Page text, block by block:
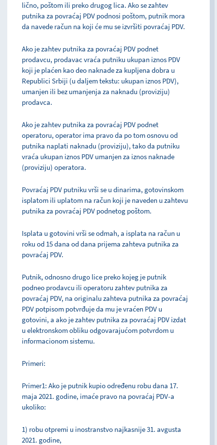
lično, poštom ili preko drugog lica. Ako se zahtev
putnika za povraćaj PDV podnosi poštom, putnik mora
da navede račun na koji će mu se izvršiti povraćaj PDV.
Ako je zahtev putnika za povraćaj PDV podnet
prodavcu, prodavac vraća putniku ukupan iznos PDV
koji je plaćen kao deo naknade za kupljena dobra u
Republici Srbiji (u daljem tekstu: ukupan iznos PDV),
umanjen ili bez umanjenja za naknadu (proviziju)
prodavca.
Ako je zahtev putnika za povraćaj PDV podnet
operatoru, operator ima pravo da po tom osnovu od
putnika naplati naknadu (proviziju), tako da putniku
vraća ukupan iznos PDV umanjen za iznos naknade
(proviziju) operatora.
Povraćaj PDV putniku vrši se u dinarima, gotovinskom
isplatom ili uplatom na račun koji je naveden u zahtevu
putnika za povraćaj PDV podnetog poštom.
Isplata u gotovini vrši se odmah, a isplata na račun u
roku od 15 dana od dana prijema zahteva putnika za
povraćaj PDV.
Putnik, odnosno drugo lice preko kojeg je putnik
podneo prodavcu ili operatoru zahtev putnika za
povraćaj PDV, na originalu zahteva putnika za povraćaj
PDV potpisom potvrđuje da mu je vraćen PDV u
gotovini, a ako je zahtev putnika za povraćaj PDV izdat
u elektronskom obliku odgovarajućom potvrdom u
informacionom sistemu.
Primeri:
Primer1: Ako je putnik kupio određenu robu dana 17.
maja 2021. godine, imaće pravo na povraćaj PDV-a
ukoliko:
1) robu otpremi u inostranstvo najkasnije 31. avgusta
2021. godine,